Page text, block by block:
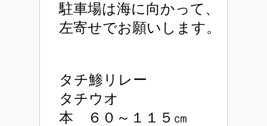
駐車場は海に向かって、
左寄せでお願いします。
タチ鯵リレー
タチウオ
本 ６０～１１５㎝